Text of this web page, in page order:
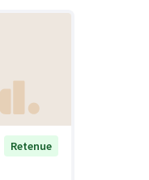
Retenue